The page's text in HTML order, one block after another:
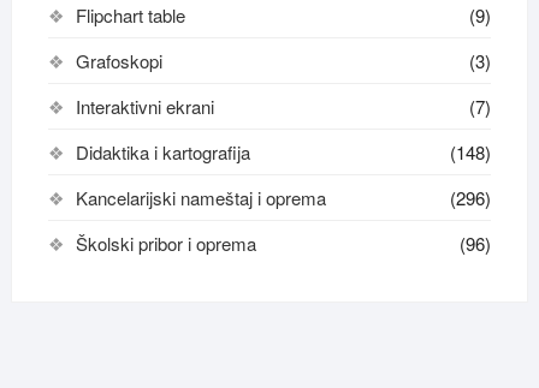
Flipchart table
(9)
Grafoskopi
(3)
Interaktivni ekrani
(7)
Didaktika i kartografija
(148)
Kancelarijski nameštaj i oprema
(296)
Školski pribor i oprema
(96)